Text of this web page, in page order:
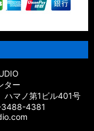
ター
マノ第1ビル401号
4381